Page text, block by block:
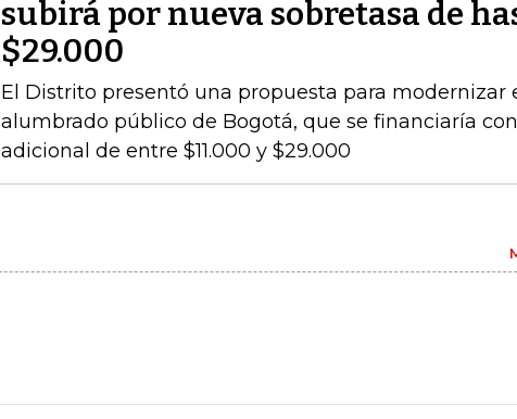
subirá por nueva sobretasa de
$29.000
El Distrito presentó una propuesta para modernizar
alumbrado público de Bogotá, que se financiaría
adicional de entre $11.000 y $29.000